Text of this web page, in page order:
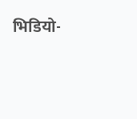
भिडियो-